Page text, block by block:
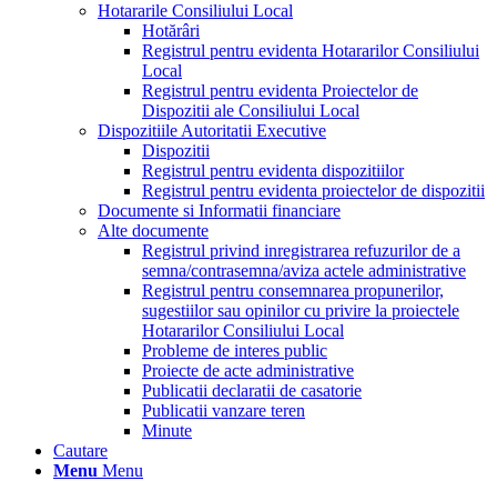
Hotararile Consiliului Local
Hotărâri
Registrul pentru evidenta Hotararilor Consiliului
Local
Registrul pentru evidenta Proiectelor de
Dispozitii ale Consiliului Local
Dispozitiile Autoritatii Executive
Dispozitii
Registrul pentru evidenta dispozitiilor
Registrul pentru evidenta proiectelor de dispozitii
Documente si Informatii financiare
Alte documente
Registrul privind inregistrarea refuzurilor de a
semna/contrasemna/aviza actele administrative
Registrul pentru consemnarea propunerilor,
sugestiilor sau opinilor cu privire la proiectele
Hotararilor Consiliului Local
Probleme de interes public
Proiecte de acte administrative
Publicatii declaratii de casatorie
Publicatii vanzare teren
Minute
Cautare
Menu Menu